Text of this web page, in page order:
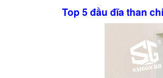
Top 5 đầu đĩa than